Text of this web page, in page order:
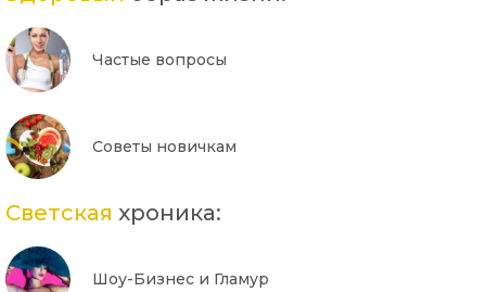
Частые вопросы
Советы новичкам
Светская хроника:
Шоу-Бизнес и Гламур